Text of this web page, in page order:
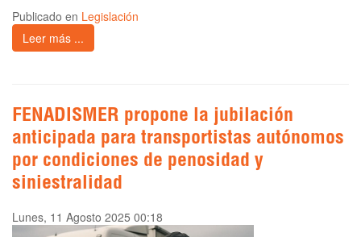
Publicado en Legislación
Leer más ...
FENADISMER propone la jubilación
anticipada para transportistas autónomos
por condiciones de penosidad y
siniestralidad
Lunes, 11 Agosto 2025 00:18